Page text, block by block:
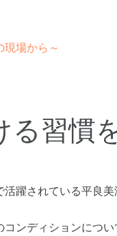
場から～
習慣を
躍されている平良美
ンディションについ